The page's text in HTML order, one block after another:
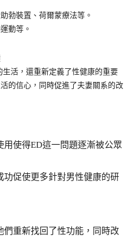
勃裝置、荷爾蒙療法等。
動等。
生活，還重新定義了性健康的重要
的信心，同時促進了夫妻關系的改
使得ED這一問題逐漸被公眾
功促使更多針對男性健康的研
們重新找回了性功能，同時改